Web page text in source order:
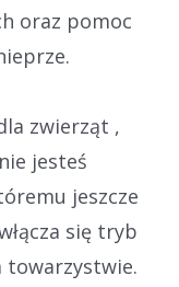
oraz pomoc
zwierząt ,
jesteś
jeszcze
się tryb
towarzystwie.